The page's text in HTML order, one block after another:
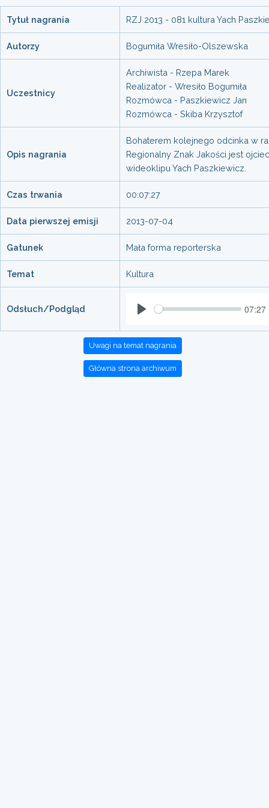
Tytuł nagrania RZJ 2013 - 081 kultura Yach
Autorzy Bogumiła Wresiło-Olszewska
Uczestnicy
Archiwista - Rzepa Marek
Realizator - Wresiło Bogumiła
Rozmówca - Paszkiewicz Jan
Rozmówca - Skiba Krzysztof
Opis nagrania
Bohaterem kolejnego odcinka w
Regionalny Znak Jakości jest
wideoklipu Yach Paszkiewicz.
Czas trwania 00:07:27
Data pierwszej emisji 2013-07-04
Gatunek Mała forma reporterska
Temat Kultura
Odsłuch/Podgląd 07:27
Uwagi na temat nagrania
Główna strona archiwum